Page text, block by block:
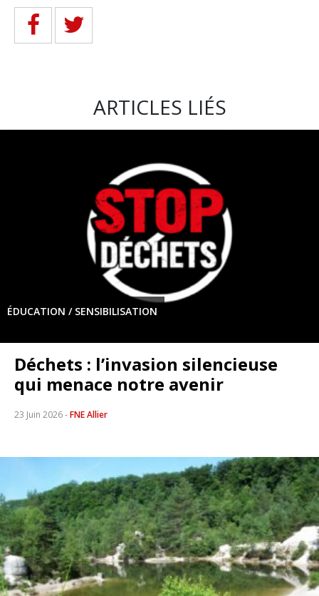
ARTICLES LIÉS
ÉDUCATION / SENSIBILISATION
Déchets : l’invasion silencieuse
qui menace notre avenir
23 Juin 2026-FNE Allier